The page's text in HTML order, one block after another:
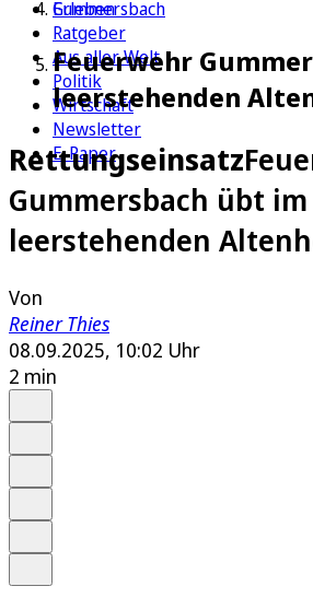
Erleben
Ratgeber
Aus aller Welt
Politik
Wirtschaft
Newsletter
E-Paper
Gummersbach
Feuerwehr
leerstehenden
Rettungseinsatz
Gummersbach übt im
leerstehenden
Von
Reiner Thies
08.09.2025, 10:02 Uhr
2 min